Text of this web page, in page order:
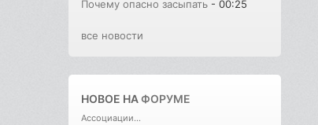
Почему опасно засыпать - 00:25
все новости
НОВОЕ НАФОРУМЕ
Ассоциации...